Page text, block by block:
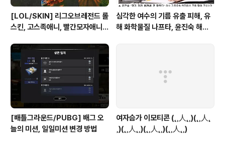
[LOL/SKIN] 리그오브레전드 롤
스킨, 고스족애니, 빨간모자애니,
불꽃애니, 티버애니, 프랑켄티버애
니, 판다애니 인게임 스크린샷
심각한 여수의 기름 유출 피해, 유
해 화학물질 나프타, 윤진숙 해양
[배틀그라운드/PUBG] 배그 오
늘의 미션, 일일미션 변경 방법
여자슴가 이모티콘 (˛¸人˛¸)(˛¸人˛
¸)(˛¸人˛¸)(˛¸人˛¸)(˛¸人˛¸)